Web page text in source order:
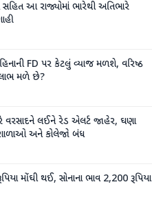
આ રાજ્યોમાં ભારેથી અતિભારે
FD પર કેટલું વ્યાજ મળશે, વરિષ્ઠ
લાભ મળે છે?
વરસાદને લઈને રેડ એલર્ટ જાહેર, ઘણા
અને કોલેજો બંધ
મોંઘી થઈ, સોનાના ભાવ 2,200 રૂપિયા